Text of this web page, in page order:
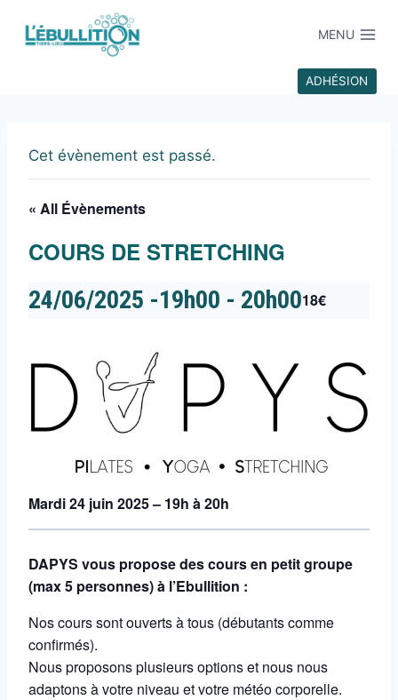
MENU
ADHÉSION
Cet évènement est passé.
« All Évènements
COURS DE STRETCHING
24/06/2025 -19h00 - 20h0018€
Mardi 24 juin 2025 – 19h à 20h
DAPYS vous propose des cours en petit groupe
(max 5 personnes) à l’Ebullition :
Nos cours sont ouverts à tous (débutants comme
confirmés).
Nous proposons plusieurs options et nous nous
adaptons à votre niveau et votre météo corporelle.